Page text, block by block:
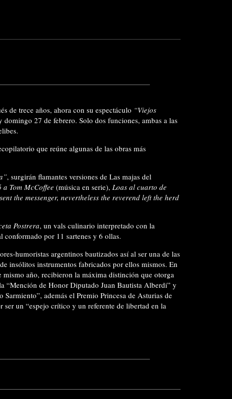
de trece años, ahora con su espectáculo “Viejos
domingo 27 de febrero. Solo dos funciones, ambas a las
que reúne algunas de las obras más
, surgirán flamantes versiones de Las majas del
a Tom McCoffee (música en serie), Loas al cuarto de
the messenger, nevertheless the reverend left the herd
Postrera, un vals culinario interpretado con la
conformado por 11 sartenes y 6 ollas.
humoristas argentinos bautizados así al ser una de las
insólitos instrumentos fabricados por ellos mismos. En
mismo año, recibieron la máxima distinción que otorga
“Mención de Honor Diputado Juan Bautista Alberdi” y
además el Premio Princesa de Asturias de
un “espejo crítico y un referente de libertad en la